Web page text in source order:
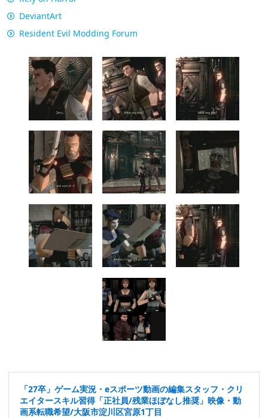
DeviantArt
Resident Evil Modding Forum
「27卒」ゲーム実況・eスポーツ動画の編集スタッフ・クリ
エイタースキル習得「正社員/残業ほぼなし推奨」映像・動
画系転職希望/大阪市淀川区宮原1丁目